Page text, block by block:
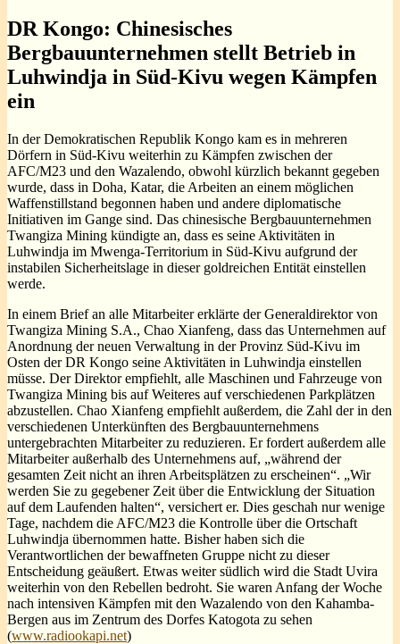
DR Kongo: Chinesisches
Bergbauunternehmen stellt Betrieb in
Luhwindja in Süd-Kivu wegen Kämpfen
ein
In der Demokratischen Republik Kongo kam es in mehreren
Dörfern in Süd-Kivu weiterhin zu Kämpfen zwischen der
AFC/M23 und den Wazalendo, obwohl kürzlich bekannt gegeben
wurde, dass in Doha, Katar, die Arbeiten an einem möglichen
Waffenstillstand begonnen haben und andere diplomatische
Initiativen im Gange sind. Das chinesische Bergbauunternehmen
Twangiza Mining kündigte an, dass es seine Aktivitäten in
Luhwindja im Mwenga-Territorium in Süd-Kivu aufgrund der
instabilen Sicherheitslage in dieser goldreichen Entität einstellen
werde.
In einem Brief an alle Mitarbeiter erklärte der Generaldirektor von
Twangiza Mining S.A., Chao Xianfeng, dass das Unternehmen auf
Anordnung der neuen Verwaltung in der Provinz Süd-Kivu im
Osten der DR Kongo seine Aktivitäten in Luhwindja einstellen
müsse. Der Direktor empfiehlt, alle Maschinen und Fahrzeuge von
Twangiza Mining bis auf Weiteres auf verschiedenen Parkplätzen
abzustellen. Chao Xianfeng empfiehlt außerdem, die Zahl der in den
verschiedenen Unterkünften des Bergbauunternehmens
untergebrachten Mitarbeiter zu reduzieren. Er fordert außerdem alle
Mitarbeiter außerhalb des Unternehmens auf, „während der
gesamten Zeit nicht an ihren Arbeitsplätzen zu erscheinen“. „Wir
werden Sie zu gegebener Zeit über die Entwicklung der Situation
auf dem Laufenden halten“, versichert er. Dies geschah nur wenige
Tage, nachdem die AFC/M23 die Kontrolle über die Ortschaft
Luhwindja übernommen hatte. Bisher haben sich die
Verantwortlichen der bewaffneten Gruppe nicht zu dieser
Entscheidung geäußert. Etwas weiter südlich wird die Stadt Uvira
weiterhin von den Rebellen bedroht. Sie waren Anfang der Woche
nach intensiven Kämpfen mit den Wazalendo von den Kahamba-
Bergen aus im Zentrum des Dorfes Katogota zu sehen
(www.radiookapi.net)